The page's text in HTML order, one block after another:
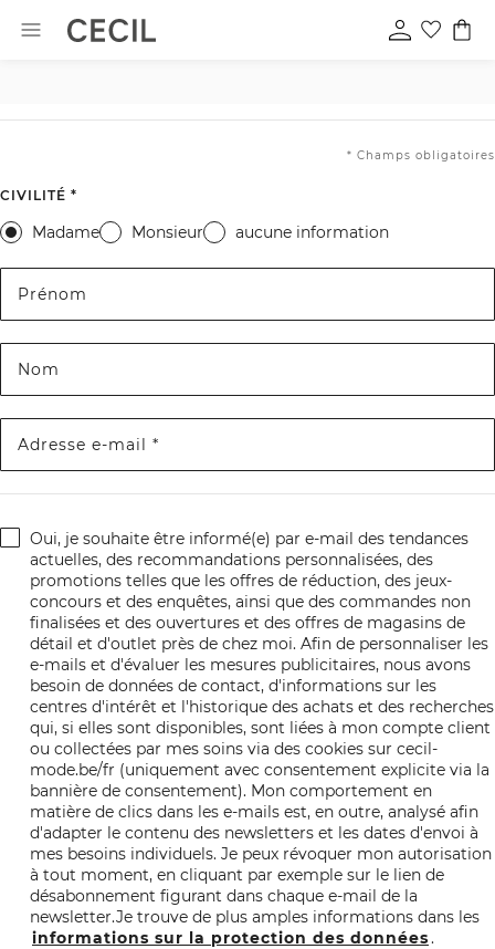
* Champs obligatoires
CIVILITÉ *
Madame Monsieur aucune information
Prénom
Nom
Adresse e-mail *
Oui, je souhaite être informé(e) par e-mail des tendances
actuelles, des recommandations personnalisées, des
promotions telles que les offres de réduction, des jeux-
concours et des enquêtes, ainsi que des commandes non
finalisées et des ouvertures et des offres de magasins de
détail et d'outlet près de chez moi. Afin de personnaliser les
e-mails et d'évaluer les mesures publicitaires, nous avons
besoin de données de contact, d'informations sur les
centres d'intérêt et l'historique des achats et des recherches
qui, si elles sont disponibles, sont liées à mon compte client
ou collectées par mes soins via des cookies sur cecil-
mode.be/fr (uniquement avec consentement explicite via la
bannière de consentement). Mon comportement en
matière de clics dans les e-mails est, en outre, analysé afin
d'adapter le contenu des newsletters et les dates d'envoi à
mes besoins individuels. Je peux révoquer mon autorisation
à tout moment, en cliquant par exemple sur le lien de
désabonnement figurant dans chaque e-mail de la
newsletter.Je trouve de plus amples informations dans les
informations sur la protection des données.